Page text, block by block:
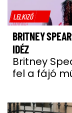
LELKIZŐ
BRITNEY
IDÉZ
Britney
fel a fájó